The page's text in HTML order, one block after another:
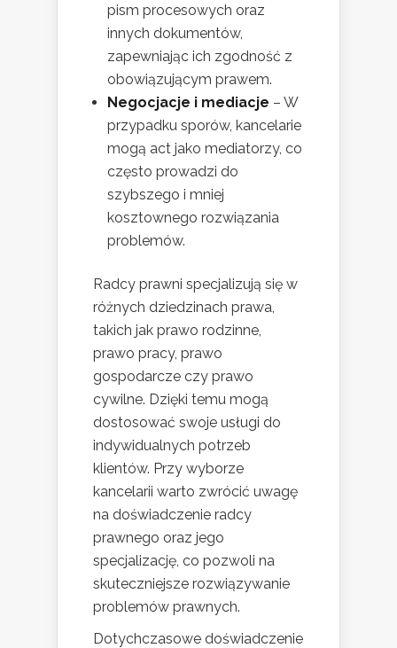
pism procesowych oraz
innych dokumentów,
zapewniając ich zgodność z
obowiązującym prawem.
Negocjacje i mediacje – W
przypadku sporów, kancelarie
mogą act jako mediatorzy, co
często prowadzi do
szybszego i mniej
kosztownego rozwiązania
problemów.
Radcy prawni specjalizują się w
różnych dziedzinach prawa,
takich jak prawo rodzinne,
prawo pracy, prawo
gospodarcze czy prawo
cywilne. Dzięki temu mogą
dostosować swoje usługi do
indywidualnych potrzeb
klientów. Przy wyborze
kancelarii warto zwrócić uwagę
na doświadczenie radcy
prawnego oraz jego
specjalizację, co pozwoli na
skuteczniejsze rozwiązywanie
problemów prawnych.
Dotychczasowe doświadczenie